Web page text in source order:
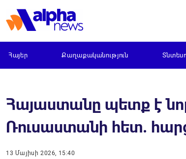
Հայեր Քաղաքականություն
Հայաստանը պետք է
Ռուսաստանի հետ.
13 Մայիսի 2026, 15:40